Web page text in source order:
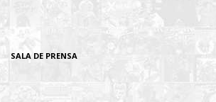
SALA DE PRENSA